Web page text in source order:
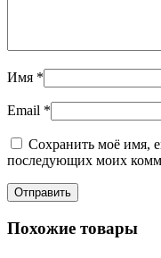
Имя *
Email *
Сохранить моё имя,
последующих моих
Похожие товары